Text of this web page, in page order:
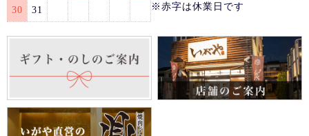
30 31
※赤字は休業日です